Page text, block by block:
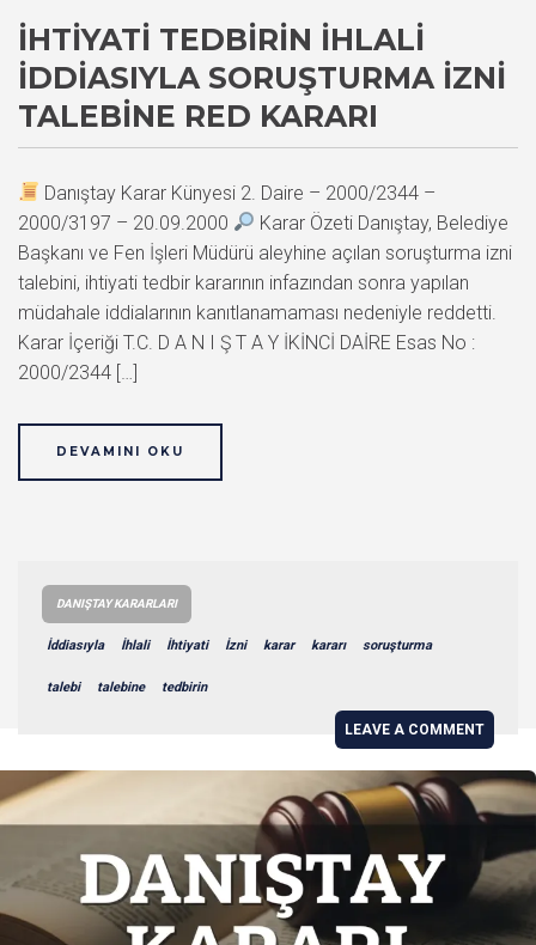
İHTIYATI TEDBIRIN İHLALI
İDDIASIYLA SORUŞTURMA İZNI
TALEBINE RED KARARI
Danıştay Karar Künyesi 2. Daire – 2000/2344 –
2000/3197 – 20.09.2000
Karar Özeti Danıştay, Belediye
Başkanı ve Fen İşleri Müdürü aleyhine açılan soruşturma izni
talebini, ihtiyati tedbir kararının infazından sonra yapılan
müdahale iddialarının kanıtlanamaması nedeniyle reddetti.
Karar İçeriği T.C. D A N I Ş T A Y İKİNCİ DAİRE Esas No :
2000/2344 […]
DEVAMINI OKU
DANIŞTAY KARARLARI
İddiasıyla İhlali İhtiyati İzni karar kararı soruşturma
talebi talebine tedbirin
LEAVE A COMMENT